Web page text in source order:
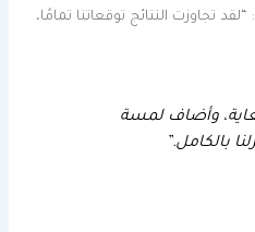
تجاوزت النتائج توقعاتنا تمامًا،
وأضاف لمسة
بالكامل.”